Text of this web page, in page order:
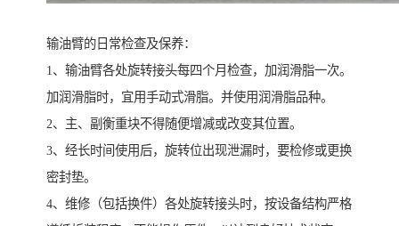
输油臂的日常检查及保养：
1、输油臂各处旋转接头每四个月检查，加润滑脂一次。
加润滑脂时，宜用手动式滑脂。并使用润滑脂品种。
2、主、副衡重块不得随便增减或改变其位置。
3、经长时间使用后，旋转位出现泄漏时，要检修或更换
密封垫。
4、维修（包括换件）各处旋转接头时，按设备结构严格